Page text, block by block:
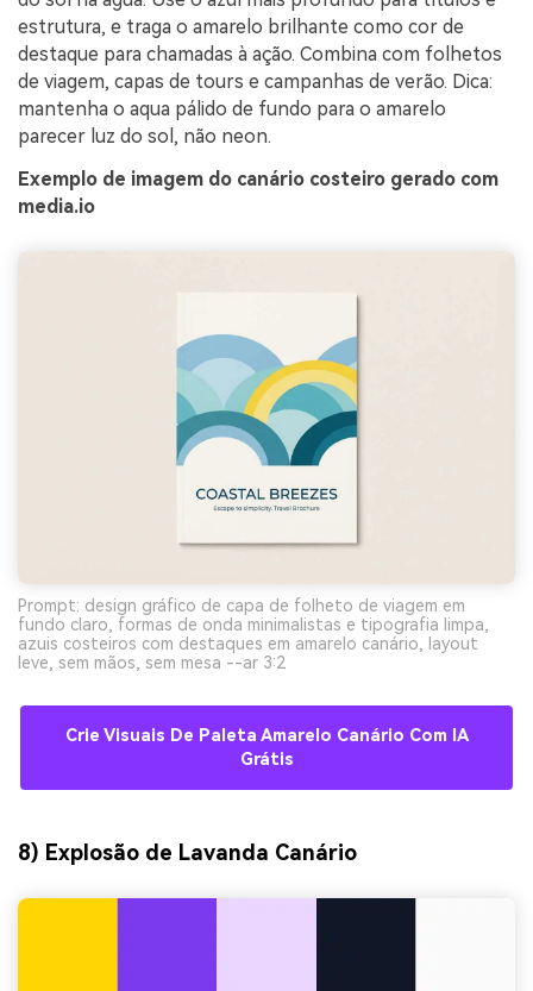
estrutura, e traga o amarelo brilhante como cor de
destaque para chamadas à ação. Combina com folhetos
de viagem, capas de tours e campanhas de verão. Dica:
mantenha o aqua pálido de fundo para o amarelo
parecer luz do sol, não neon.
Exemplo de imagem do canário costeiro gerado com
media.io
Prompt: design gráfico de capa de folheto de viagem em
fundo claro, formas de onda minimalistas e tipografia limpa,
azuis costeiros com destaques em amarelo canário, layout
leve, sem mãos, sem mesa --ar 3:2
Crie Visuais De Paleta Amarelo Canário Com IA
Grátis
8) Explosão de Lavanda Canário